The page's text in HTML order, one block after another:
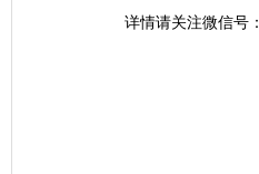
详情请关注微信号：